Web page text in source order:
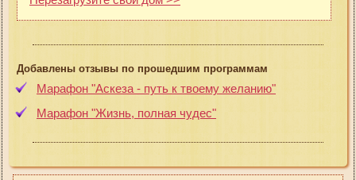
Добавлены отзывы по прошедшим программам
Марафон "Аскеза - путь к твоему желанию"
Марафон "Жизнь, полная чудес"